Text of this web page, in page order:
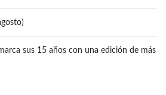
sus 15 años con una edición de más